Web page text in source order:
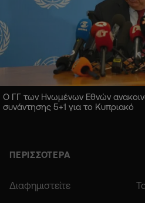
Ο ΓΓ των Ηνωμένων Εθνών
συνάντησης 5+1 για το Κυπριακό
ΠΕΡΙΣΣΟΤΕΡΑ
Διαφημιστείτε